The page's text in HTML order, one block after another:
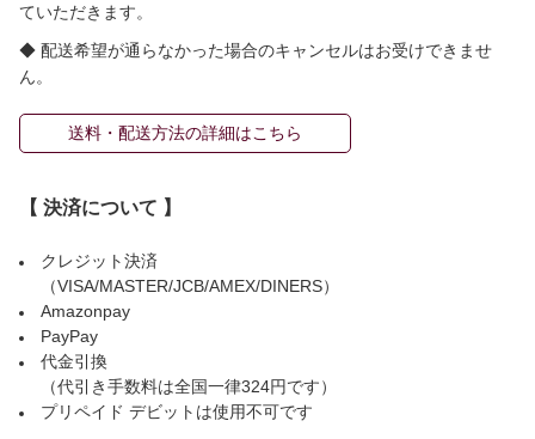
ていただきます。
◆ 配送希望が通らなかった場合のキャンセルはお受けできませ
ん。
送料・配送方法の詳細はこちら
【 決済について 】
クレジット決済
（VISA/MASTER/JCB/AMEX/DINERS）
Amazonpay
PayPay
代金引換
（代引き手数料は全国一律324円です）
プリペイド デビットは使用不可です